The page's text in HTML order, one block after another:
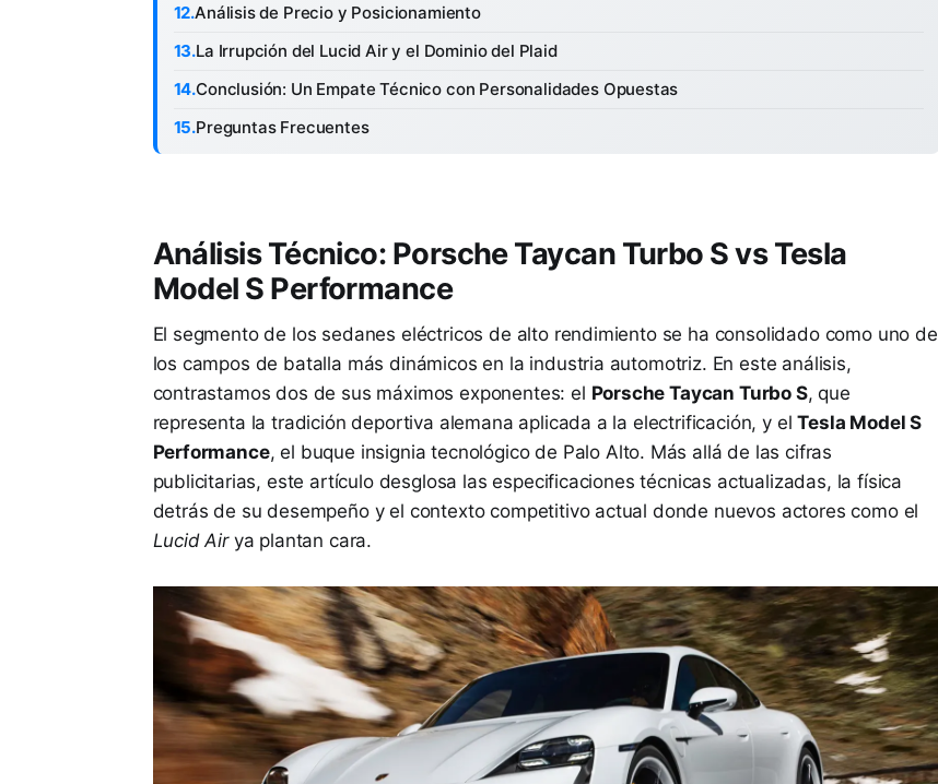
Análisis de Precio y Posicionamiento
La Irrupción del Lucid Air y el Dominio del Plaid
Conclusión: Un Empate Técnico con Personalidades Opuestas
Preguntas Frecuentes
Análisis Técnico: Porsche Taycan Turbo S vs Tesla
Model S Performance
El segmento de los sedanes eléctricos de alto rendimiento se ha consolidado como uno de
los campos de batalla más dinámicos en la industria automotriz. En este análisis,
contrastamos dos de sus máximos exponentes: el Porsche Taycan Turbo S, que
representa la tradición deportiva alemana aplicada a la electrificación, y elTesla Model S
Performance, el buque insignia tecnológico de Palo Alto. Más allá de las cifras
publicitarias, este artículo desglosa las especificaciones técnicas actualizadas, la física
detrás de su desempeño y el contexto competitivo actual donde nuevos actores como el
Lucid Airya plantan cara.